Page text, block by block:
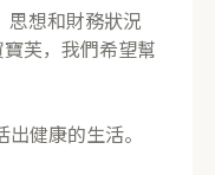
想和財務狀況
芙，我們希望幫
健康的生活。